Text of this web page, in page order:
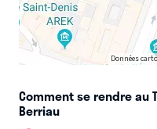
Données
Comment se rendre au
Berriau